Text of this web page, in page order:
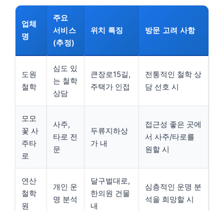
업체
명
주요
서비스
(추정)
위치 특징 방문 고려 사항
도원
철학
심도 있
는 철학
상담
큰장로15길,
주택가 인접
전통적인 철학 상
담 선호 시
모모
꽃 사
주타
로
사주,
타로 전
문
두류지하상
가 내
접근성 좋은 곳에
서 사주/타로를
원할 시
연산
철학
원
개인 운
명 분석
달구벌대로,
한의원 건물
내
심층적인 운명 분
석을 희망할 시